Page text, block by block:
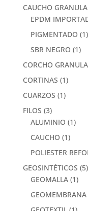
CAUCHO
EPDM
PIGMENTADO (1)
SBR NEGRO (1)
CORCHO
CORTINAS (1)
CUARZOS (1)
FILOS (3)
ALUMINIO (1)
CAUCHO (1)
POLIESTER
GEOSINTÉTICOS (5)
GEOMALLA (1)
GEOMEMBRANA